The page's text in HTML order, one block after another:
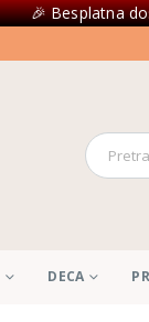
🎉 Besplatna
DECA